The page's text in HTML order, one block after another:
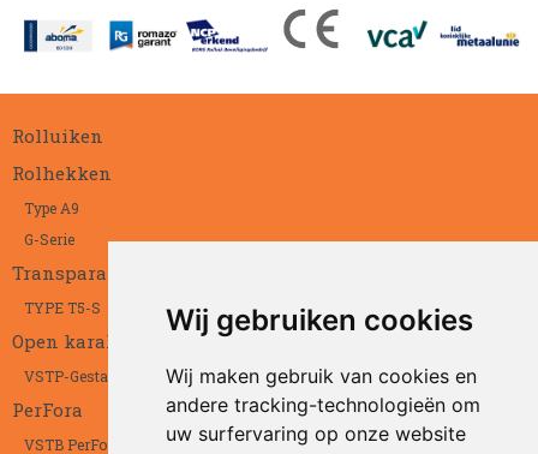
Wij gebruiken cookies
Wij maken gebruik van cookies en
andere tracking-technologieën om
uw surfervaring op onze website
Rolluiken
Rolhekken
Type A9
G-Serie
Transparant
TYPE T5-S
Open karakter
VSTP-Gestanst
PerFora
VSTB PerFora